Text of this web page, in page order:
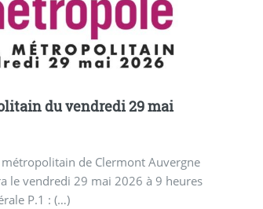
du vendredi 29 mai
de Clermont Auvergne
le vendredi 29 mai 2026 à 9 heures
P.1 : (…)